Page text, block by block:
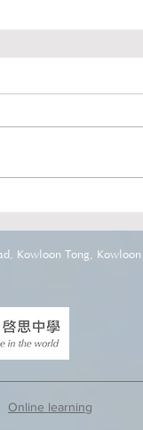
Kowloon Tong, Kowloon
Online learning